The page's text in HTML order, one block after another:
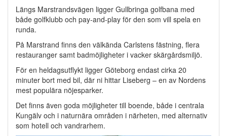
Längs Marstrandsvägen ligger Gullbringa golfbana med
både golfklubb och pay-and-play för den som vill spela en
runda.
På Marstrand finns den välkända Carlstens fästning, flera
restauranger samt badmöjligheter i vacker skärgårdsmiljö.
För en heldagsutflykt ligger Göteborg endast cirka 20
minuter bort med bil, där ni hittar Liseberg – en av Nordens
mest populära nöjesparker.
Det finns även goda möjligheter till boende, både i centrala
Kungälv och i naturnära områden i närheten, med alternativ
som hotell och vandrarhem.